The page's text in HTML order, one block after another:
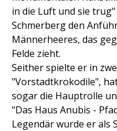
in die Luft und sie
Schmerberg den
Männerheeres, das
Felde zieht.
Seither spielte er in
"Vorstadtkrokodile",
sogar die Hauptrolle
"Das Haus Anubis -
Legendär wurde er als